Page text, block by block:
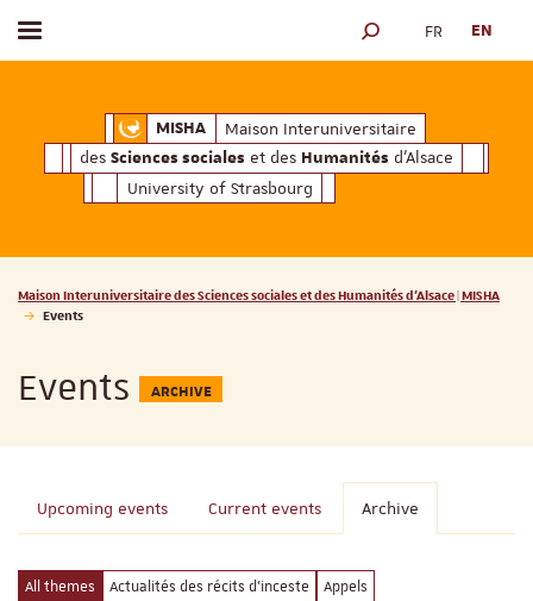
MISHAMaison Interuniversitaire des
Maison Interuniversitaire
des Sciences sociales et des Humanités d'Alsace
University of Strasbourg
Toggle menu SEARCH ENGINE
FR EN
Vous êtes ici :
Maison Interuniversitaire des Sciences sociales et des Humanités d'Alsace | MISHA
Events
Events ARCHIVE
Upcoming events Current events Archive
All themes Actualités des récits d'inceste
Appels